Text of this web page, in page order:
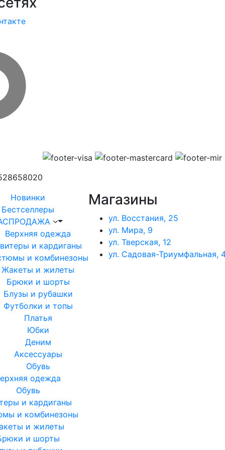
Новинки
Бестселлеры
Верхняя одежда
и кардиганы
и комбинезоны
Жакеты и жилеты
Брюки и шорты
Блузы и рубашки
Футболки и топы
Платья
Юбки
Деним
Аксессуары
Обувь
одежда
Обувь
и кардиганы
и комбинезоны
и жилеты
и шорты
Магазины
ул. Восстания, 25
ул. Мира, 9
ул. Тверская, 12
ул. Садовая-Триумфальная,